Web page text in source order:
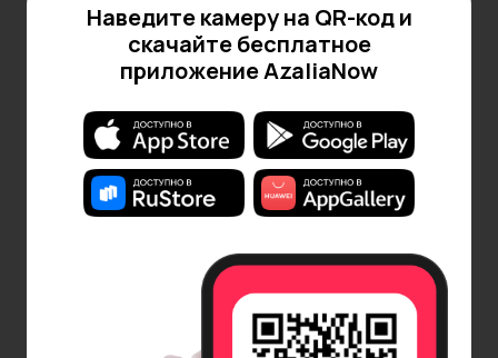
Наведите камеру на QR-код и
скачайте бесплатное
приложение AzaliaNow